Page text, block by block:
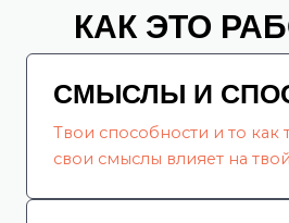
КАК ЭТО
СМЫСЛЫ И
Твои способности и то как
свои смыслы влияет на